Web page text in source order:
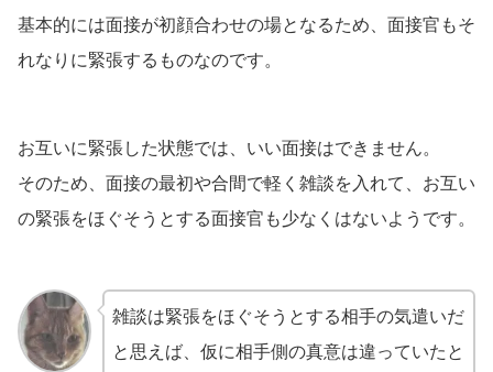
基本的には面接が初顔合わせの場となるため、面接官もそ
れなりに緊張するものなのです。
お互いに緊張した状態では、いい面接はできません。
そのため、面接の最初や合間で軽く雑談を入れて、お互い
の緊張をほぐそうとする面接官も少なくはないようです。
雑談は緊張をほぐそうとする相手の気遣いだ
と思えば、仮に相手側の真意は違っていたと